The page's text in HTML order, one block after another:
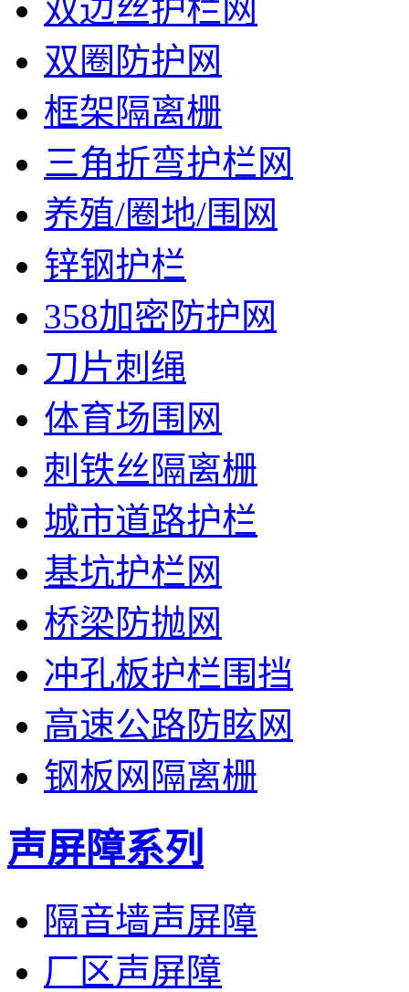
双边丝护栏网
双圈防护网
框架隔离栅
三角折弯护栏网
养殖/圈地/围网
锌钢护栏
358加密防护网
刀片刺绳
体育场围网
刺铁丝隔离栅
城市道路护栏
基坑护栏网
桥梁防抛网
冲孔板护栏围挡
高速公路防眩网
钢板网隔离栅
声屏障系列
隔音墙声屏障
厂区声屏障